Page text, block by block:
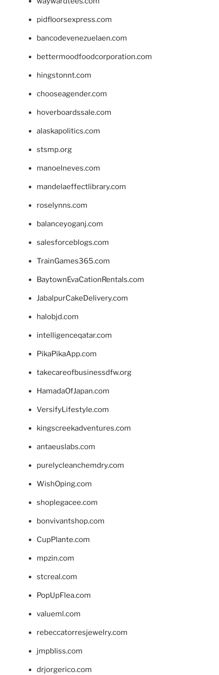
pidfloorsexpress.com
bancodevenezuelaen.com
bettermoodfoodcorporation.com
hingstonnt.com
chooseagender.com
hoverboardssale.com
alaskapolitics.com
stsmp.org
manoelneves.com
mandelaeffectlibrary.com
roselynns.com
balanceyoganj.com
salesforceblogs.com
TrainGames365.com
BaytownEvaCationRentals.com
JabalpurCakeDelivery.com
halobjd.com
intelligenceqatar.com
PikaPikaApp.com
takecareofbusinessdfw.org
HamadaOfJapan.com
VersifyLifestyle.com
kingscreekadventures.com
antaeuslabs.com
purelycleanchemdry.com
WishOping.com
shoplegacee.com
bonvivantshop.com
CupPlante.com
mpzin.com
stcreal.com
PopUpFlea.com
valueml.com
rebeccatorresjewelry.com
jmpbliss.com
drjorgerico.com